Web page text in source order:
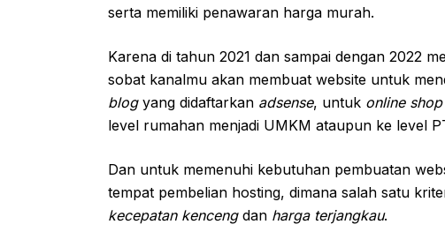
serta memiliki penawaran harga murah.
Karena di tahun 2021 dan sampai dengan 2022
sobat kanalmu akan membuat website untuk
blog yang didaftarkan adsense, untuk online shop
level rumahan menjadi UMKM ataupun ke level
Dan untuk memenuhi kebutuhan pembuatan
tempat pembelian hosting, dimana salah satu
kecepatan kenceng dan harga terjangkau.